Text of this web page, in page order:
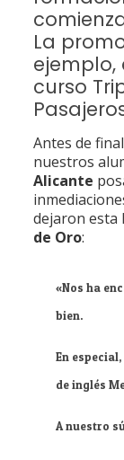
La
curso
Antes de
nuestros
Alicante
dejaron esta
de Oro:
«Nos ha
bien.
En
de inglés
A nuestro